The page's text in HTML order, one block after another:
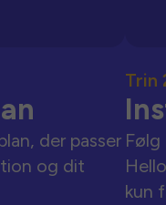
der passer
og dit
Trin
kun